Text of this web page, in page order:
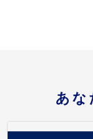
あな